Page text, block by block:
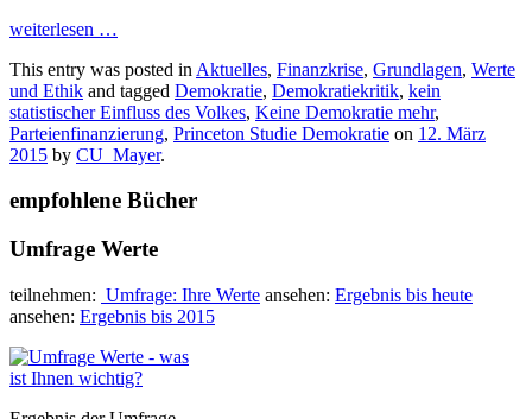
weiterlesen …
This entry was posted in Aktuelles, Finanzkrise, Grundlagen, Werte
und Ethik and tagged Demokratie, Demokratiekritik, kein
statistischer Einfluss des Volkes, Keine Demokratie mehr,
Parteienfinanzierung, Princeton Studie Demokratie on 12. März
2015 by CU_Mayer.
empfohlene Bücher
Umfrage Werte
teilnehmen: Umfrage: Ihre Werte ansehen: Ergebnis bis heute
ansehen: Ergebnis bis 2015